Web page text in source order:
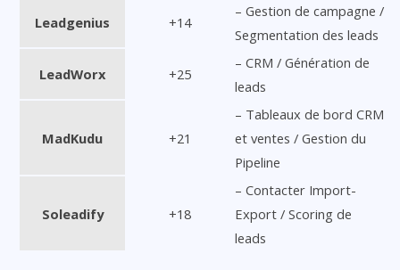
Leadgenius +14
– Gestion de campagne /
Segmentation des leads
LeadWorx +25
– CRM / Génération de
leads
MadKudu +21
– Tableaux de bord CRM
et ventes / Gestion du
Pipeline
Soleadify +18
– Contacter Import-
Export / Scoring de
leads